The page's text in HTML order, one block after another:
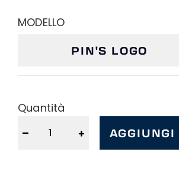
MODELLO
PIN'S LOGO
Quantità
− +